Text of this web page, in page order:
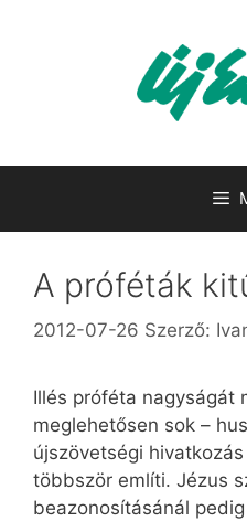
A próféták
2012-07-26 Szerző:
Illés próféta nagyságát
meglehetősen sok –
újszövetségi
többször említi. Jézus
beazonosításánál